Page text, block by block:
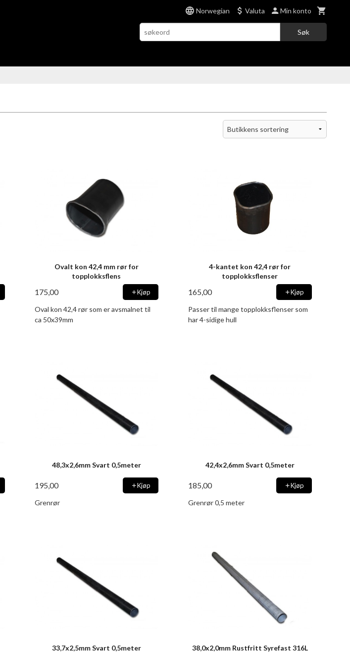
Norwegian Valuta Min konto
Søk
Ovalt kon 42,4 mm rør for
topplokksflens
175,00 Kjøp
Oval kon 42,4 rør som er avsmalnet til
ca 50x39mm
4-kantet kon 42,4 rør for
topplokksflenser
165,00 Kjøp
Passer til mange topplokksflenser som
har 4-sidige hull
48,3x2,6mm Svart 0,5meter
195,00 Kjøp
Grenrør
42,4x2,6mm Svart 0,5meter
185,00 Kjøp
Grenrør 0,5 meter
33,7x2,5mm Svart 0,5meter 38,0x2,0mm Rustfritt Syrefast 316L